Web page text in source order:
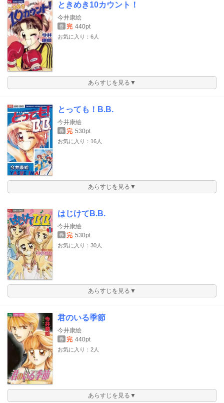
ときめき10カウント！
今井康絵
巻 完 440pt
お気に入り：6人
あらすじを見る▼
とっても！B.B.
今井康絵
巻 完 530pt
お気に入り：16人
あらすじを見る▼
はじけてB.B.
今井康絵
巻 完 530pt
お気に入り：30人
あらすじを見る▼
君のいる季節
今井康絵
巻 完 440pt
お気に入り：2人
あらすじを見る▼